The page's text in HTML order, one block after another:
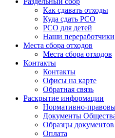
Как сдавать отходы
Куда сдать РСО
РСО для детей
Наши переработчики
Места сбора отходов
Места сбора отходов
Контакты
Контакты
Офисы на карте
Обратная связь
Раскрытие информации
Нормативно-
Документы
Образцы документов
Оплата